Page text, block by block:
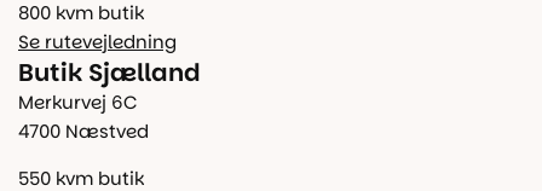
800 kvm butik
Se rutevejledning
Butik Sjælland
Merkurvej 6C
4700 Næstved
550 kvm butik